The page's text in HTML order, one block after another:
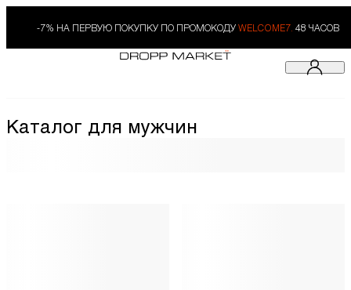
-7% НА ПЕРВУЮ ПОКУПКУ ПО ПРОМОКОДУ WELCOME7. 48 ЧАСОВ
Каталог для мужчин